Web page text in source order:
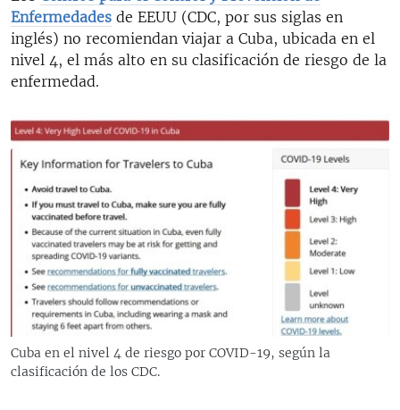
Enfermedades de EEUU (CDC, por sus siglas en
inglés) no recomiendan viajar a Cuba, ubicada en el
nivel 4, el más alto en su clasificación de riesgo de la
enfermedad.
Cuba en el nivel 4 de riesgo por COVID-19, según la
clasificación de los CDC.